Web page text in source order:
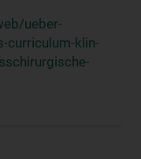
ueber-
curriculum-klin-